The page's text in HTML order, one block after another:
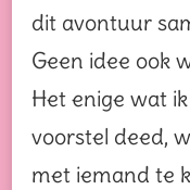
dit avontuur
Geen idee ook
Het enige wat
voorstel deed,
met iemand te